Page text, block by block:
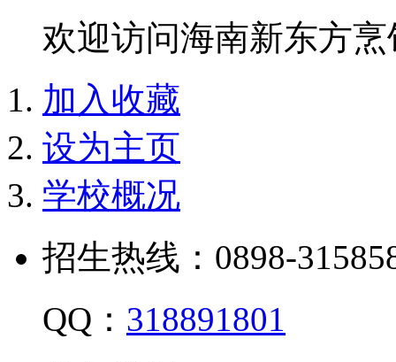
欢迎访问海南新东方
加入收藏
设为主页
学校概况
招生热线：0898-
QQ： 318891801